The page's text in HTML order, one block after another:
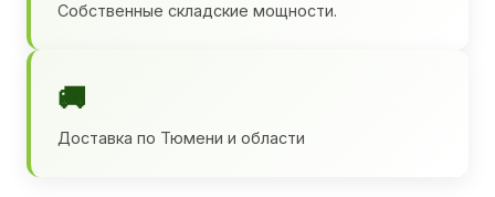
Собственные складские мощности.
🚚
Доставка по Тюмени и области